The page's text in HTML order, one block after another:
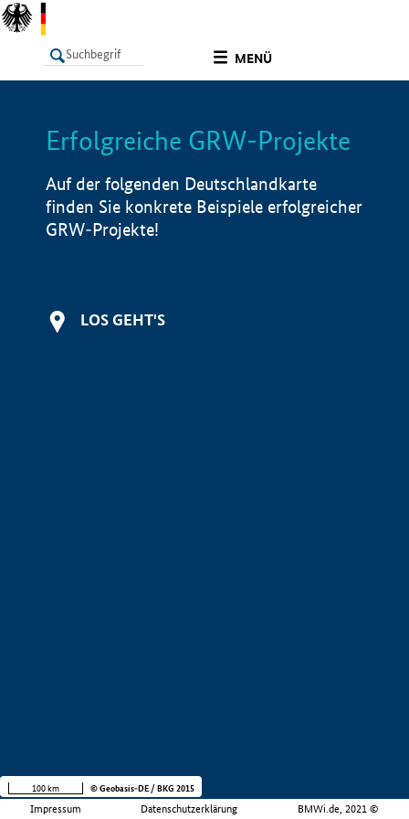
MENÜ
LISTE Info
Erfolgreiche GRW-Projekte
Auf der folgenden Deutschlandkarte
finden Sie konkrete Beispiele erfolgreicher
GRW-Projekte!
LOS GEHT'S
Impressum Datenschutzerklärung BMWi.de, 2021 ©
100 km © Geobasis-DE / BKG 2015